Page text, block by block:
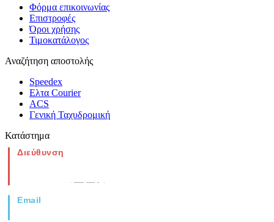
Φόρμα επικοινωνίας
Επιστροφές
Όροι χρήσης
Τιμοκατάλογος
Αναζήτηση αποστολής
Speedex
Ελτα Courier
ACS
Γενική Ταχυδρομική
Κατάστημα
Διεύθυνση
Email